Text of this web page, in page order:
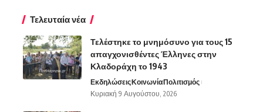
Τελευταία νέα
Τελέστηκε το μνημόσυνο για τους 15
απαγχονισθέντες Έλληνες στην
Κλαδοράχη το 1943
ΕκδηλώσειςΚοινωνίαΠολιτισμός
Κυριακή 9 Αυγούστου, 2026